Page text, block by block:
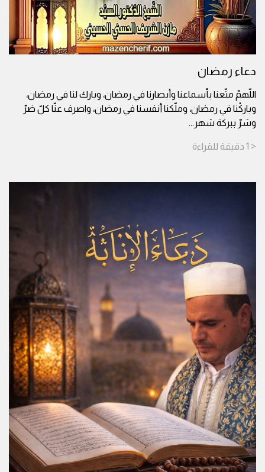
دعاء رمضان
اللّهمّ متّعنا بأسماعنا وأبصارنا في رمضان، وبارك لنا في رمضان،
وباركْنا في رمضان، وملّكنا أنفسنا في رمضان، واصرف عنّا كلّ ضرّ
وشرّ ببركة شهر ...
< 1 دقيقة للقراءة